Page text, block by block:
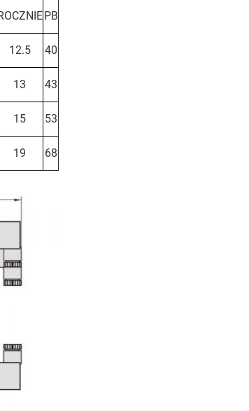
PB
12.5 40
13 43
15 53
19 68